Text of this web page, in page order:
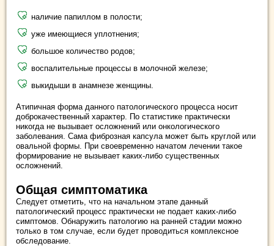
наличие папиллом в полости;
уже имеющиеся уплотнения;
большое количество родов;
воспалительные процессы в молочной железе;
выкидыши в анамнезе женщины.
Атипичная форма данного патологического процесса носит
доброкачественный характер. По статистике практически
никогда не вызывает осложнений или онкологического
заболевания. Сама фиброзная капсула может быть круглой или
овальной формы. При своевременно начатом лечении такое
формирование не вызывает каких-либо существенных
осложнений.
Общая симптоматика
Следует отметить, что на начальном этапе данный
патологический процесс практически не подает каких-либо
симптомов. Обнаружить патологию на ранней стадии можно
только в том случае, если будет проводиться комплексное
обследование.